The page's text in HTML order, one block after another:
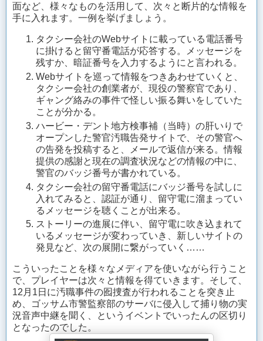
面など、様々なものを活用して、次々と断片的な情報を
手に入れます。一例を挙げましょう。
タクシー会社のWebサイトに載っている電話番号
に掛けると留守番電話が応答する。メッセージを
残すか、暗証番号を入力するようにと言われる。
Webサイトを巡って情報をつきあわせていくと、
タクシー会社の創業者が、現役の警察官であり、
ギャング絡みの事件で怪しい振る舞いをしていた
ことが分かる。
ハービー・デント地方検事補（当時）の肝いりで
オープンした警官汚職告発サイトで、その警官へ
の告発を投稿すると、メールで返信が来る。情報
提供の感謝と現在の調査状況などの情報の中に、
警官のバッジ番号が書かれている。
タクシー会社の留守番電話にバッジ番号を試しに
入れてみると、認証が通り、留守電に溜まってい
るメッセージを聴くことが出来る。
ストーリーの進展に伴い、留守電に吹き込まれて
いるメッセージが変わっていき、新しいサイトの
発見など、次の展開に繋がっていく……
こういったことを様々なメディアを使いながら行うこと
で、プレイヤーは次々と情報を得ていきます。そして、
12月1日に汚職事件の囮捜査が行われることを突き止
め、ゴッサム市警監察部のサーバに侵入して捕り物の実
況音声中継を聞く、というイベントでいったんの区切り
となったのでした。